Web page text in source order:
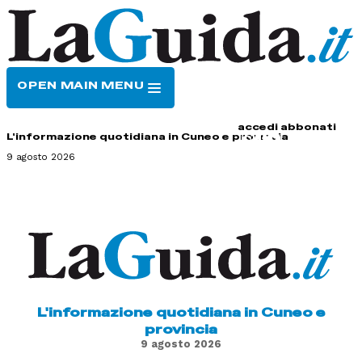
OPEN MAIN MENU
accedi abbonati
L'informazione quotidiana in Cuneo e provincia
9 agosto 2026
L'informazione quotidiana in Cuneo e
provincia
9 agosto 2026